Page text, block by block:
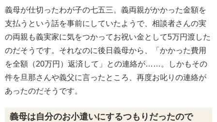
義母が仕切ったわが子の七五三。義両親がかかった金額を
支払うという話を事前にしていたようで、相談者さんの実
の両親も義実家に気をつかってお祝い金として5万円渡した
のだそうです。それなのに後日義母から、「かかった費用
を全額（20万円）返済して」との連絡が……。しかもその
件を旦那さんや義父に言ったところ、再度お叱りの連絡が
あったのだそうです。
義母は自分のお小遣いにするつもりだったので